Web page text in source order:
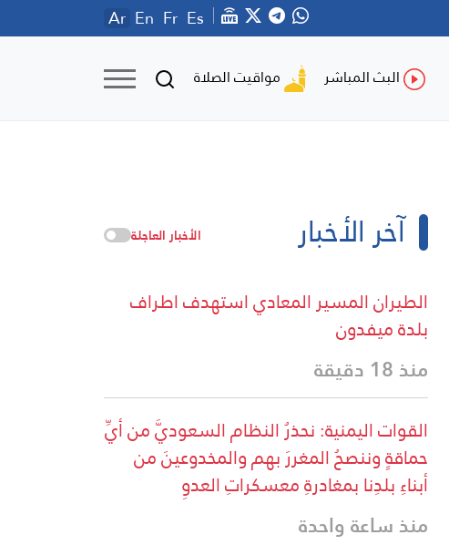
Ar En Fr Es
البث المباشر مواقيت الصلاة
آخر الأخبار الأخبار العاجلة
الطيران المسير المعادي استهدف اطراف
بلدة ميفدون
منذ 18 دقيقة
القوات اليمنية: نحذرُ النظام السعوديَّ من أيِّ
حماقةٍ وننصحُ المغررَ بهم والمخدوعينَ من
أبناءِ بلدِنا بمغادرةِ معسكراتِ العدوِ
منذ ساعة واحدة